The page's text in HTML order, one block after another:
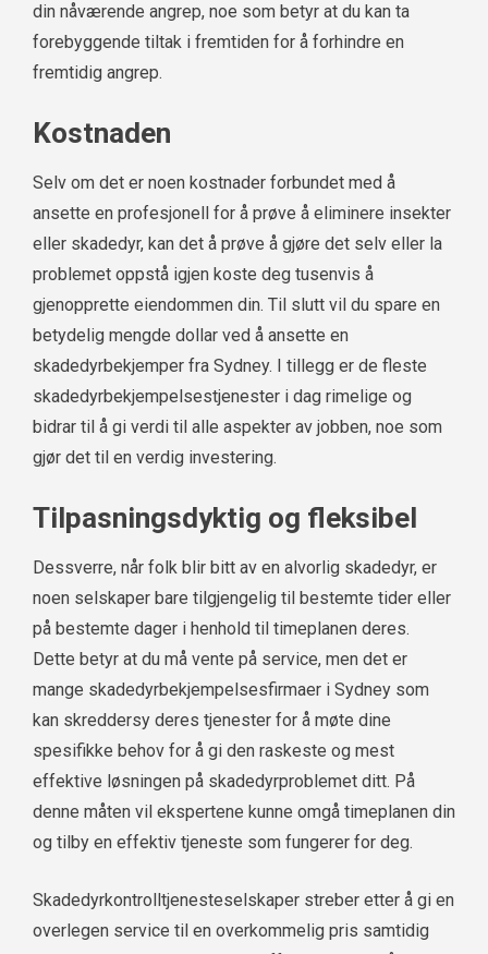
din nåværende angrep, noe som betyr at du kan ta
forebyggende tiltak i fremtiden for å forhindre en
fremtidig angrep.
Kostnaden
Selv om det er noen kostnader forbundet med å
ansette en profesjonell for å prøve å eliminere insekter
eller skadedyr, kan det å prøve å gjøre det selv eller la
problemet oppstå igjen koste deg tusenvis å
gjenopprette eiendommen din. Til slutt vil du spare en
betydelig mengde dollar ved å ansette en
skadedyrbekjemper fra Sydney. I tillegg er de fleste
skadedyrbekjempelsestjenester i dag rimelige og
bidrar til å gi verdi til alle aspekter av jobben, noe som
gjør det til en verdig investering.
Tilpasningsdyktig og fleksibel
Dessverre, når folk blir bitt av en alvorlig skadedyr, er
noen selskaper bare tilgjengelig til bestemte tider eller
på bestemte dager i henhold til timeplanen deres.
Dette betyr at du må vente på service, men det er
mange skadedyrbekjempelsesfirmaer i Sydney som
kan skreddersy deres tjenester for å møte dine
spesifikke behov for å gi den raskeste og mest
effektive løsningen på skadedyrproblemet ditt. På
denne måten vil ekspertene kunne omgå timeplanen din
og tilby en effektiv tjeneste som fungerer for deg.
Skadedyrkontrolltjenesteselskaper streber etter å gi en
overlegen service til en overkommelig pris samtidig